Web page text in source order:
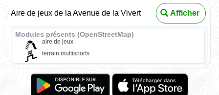
Aire de jeux de la Avenue de la Vivert Afficher
Modules présents (OpenStreetMap)
aire de jeux
terrain multisports